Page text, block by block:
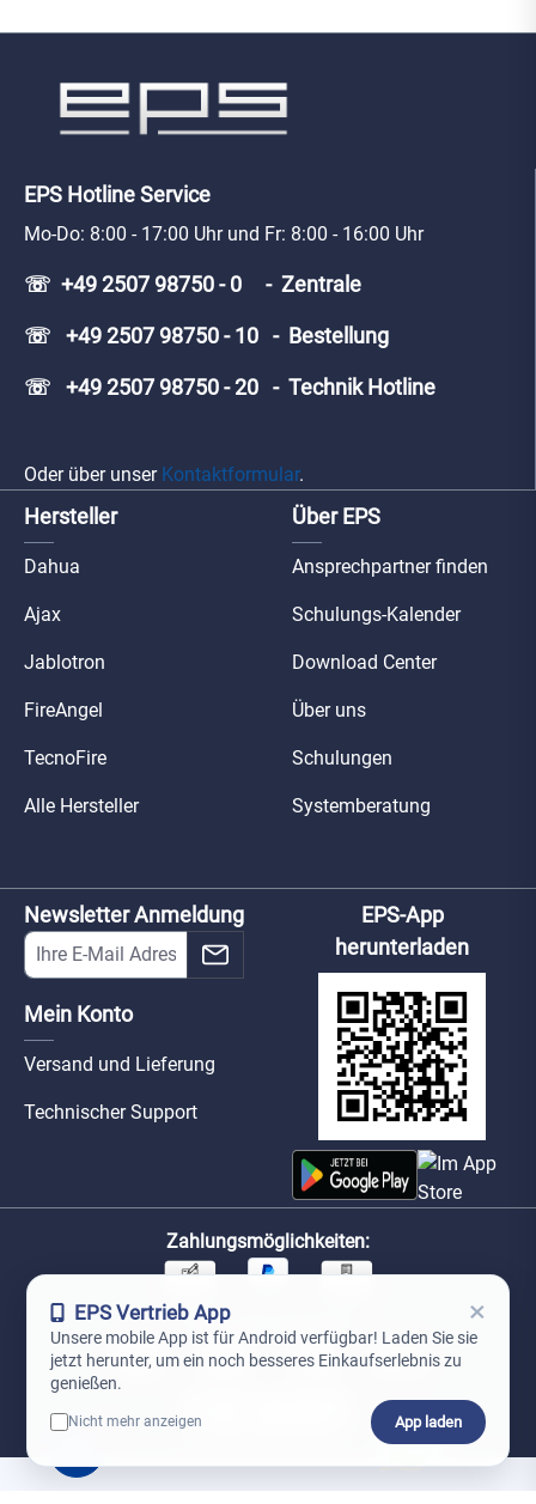
EPS Hotline Service
Mo-Do: 8:00 - 17:00 Uhr und Fr: 8:00 - 16:00 Uhr
☏ +49 2507 98750 - 0 - Zentrale
☏ +49 2507 98750 - 10 - Bestellung
☏ +49 2507 98750 - 20 - Technik Hotline
Oder über unser Kontaktformular.
Hersteller
Dahua
Ajax
Jablotron
FireAngel
TecnoFire
Alle Hersteller
Über EPS
Ansprechpartner finden
Schulungs-Kalender
Download Center
Über uns
Schulungen
Systemberatung
Newsletter Anmeldung
Mein Konto
Versand und Lieferung
Technischer Support
EPS-App
herunterladen
Zahlungsmöglichkeiten:
Unsere Versandpartner:
EPS Vertrieb App ×
Unsere mobile App ist für Android verfügbar! Laden Sie sie
jetzt herunter, um ein noch besseres Einkaufserlebnis zu
genießen.
Nicht mehr anzeigen App laden